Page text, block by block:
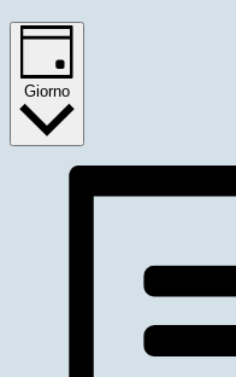
Giorno